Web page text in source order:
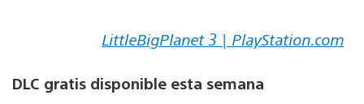
LittleBigPlanet 3 | PlayStation.com
DLC gratis disponible esta semana